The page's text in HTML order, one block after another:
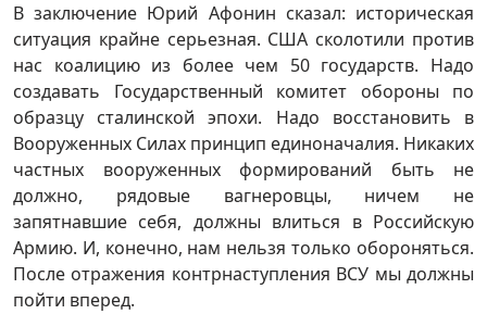
В заключение Юрий Афонин сказал: историческая
ситуация крайне серьезная. США сколотили против
нас коалицию из более чем 50 государств. Надо
создавать Государственный комитет обороны по
образцу сталинской эпохи. Надо восстановить в
Вооруженных Силах принцип единоначалия. Никаких
частных вооруженных формирований быть не
должно, рядовые вагнеровцы, ничем не
запятнавшие себя, должны влиться в Российскую
Армию. И, конечно, нам нельзя только обороняться.
После отражения контрнаступления ВСУ мы должны
пойти вперед.